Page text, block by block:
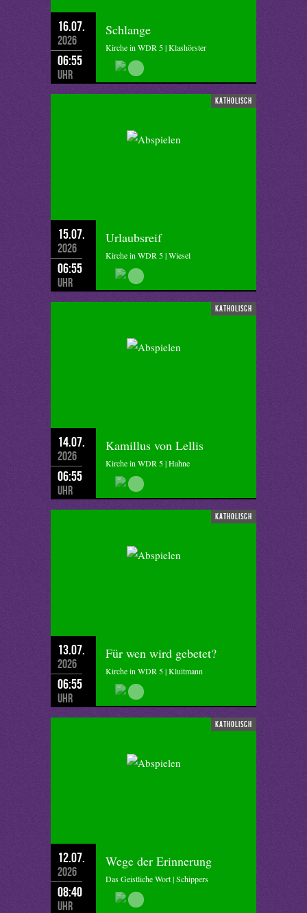
16.07.
2026
06:55
Uhr
Schlange
Kirche in WDR 5 | Klashörster
katholisch
15.07.
2026
06:55
Uhr
Urlaubsreif
Kirche in WDR 5 | Wiesel
katholisch
14.07.
2026
06:55
Uhr
Kamillus von Lellis
Kirche in WDR 5 | Hahne
katholisch
13.07.
2026
06:55
Uhr
Für wen wird gebetet?
Kirche in WDR 5 | Kluitmann
katholisch
12.07.
2026
08:40
Uhr
Wege der Erinnerung
Das Geistliche Wort | Schippers